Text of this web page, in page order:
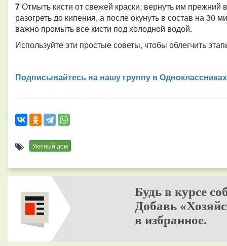
7Отмыть кисти от свежей краски, вернуть им
разогреть до кипения, а после окунуть в состав на 30
важно промыть все кисти под холодной водой.
Используйте эти простые советы, чтобы облегчить
Подписывайтесь на нашу группу в Одноклассниках
Уютный дом
Будь в курсе
Добавь
в избранное.